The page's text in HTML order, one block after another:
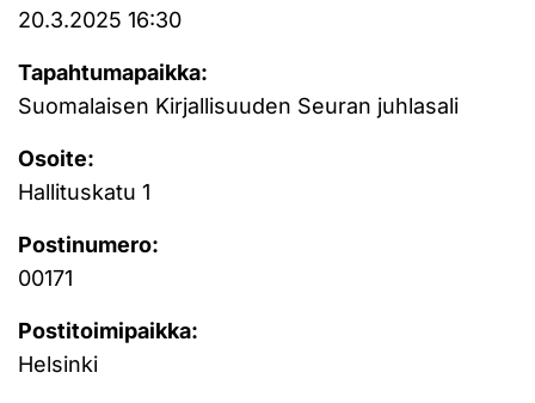
20.3.2025 16:30
Tapahtumapaikka:
Suomalaisen Kirjallisuuden Seuran juhlasali
Osoite:
Hallituskatu 1
Postinumero:
00171
Postitoimipaikka:
Helsinki